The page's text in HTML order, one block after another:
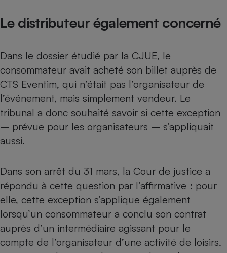
Le distributeur également concerné
Dans le dossier étudié par la CJUE, le
consommateur avait acheté son billet auprès de
CTS Eventim, qui n’était pas l’organisateur de
l’événement, mais simplement vendeur. Le
tribunal a donc souhaité savoir si cette exception
– prévue pour les organisateurs – s’appliquait
aussi.
Dans son arrêt du 31 mars, la Cour de justice a
répondu à cette question par l’affirmative : pour
elle, cette exception s’applique également
lorsqu’un consommateur a conclu son contrat
auprès d’un intermédiaire agissant pour le
compte de l’organisateur d’une activité de loisirs.